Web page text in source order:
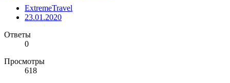
ExtremeTravel
23.01.2020
Ответы
0
Просмотры
618